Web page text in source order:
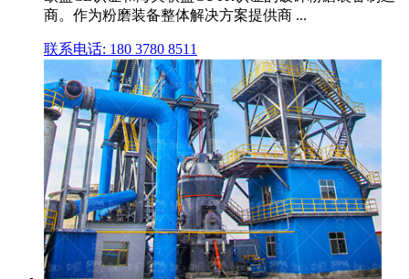
商。作为粉磨装备整体解决方案提供商 ...
联系电话: 180 3780 8511